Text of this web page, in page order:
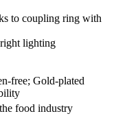
to coupling ring with
lighting
free; Gold-plated
food industry